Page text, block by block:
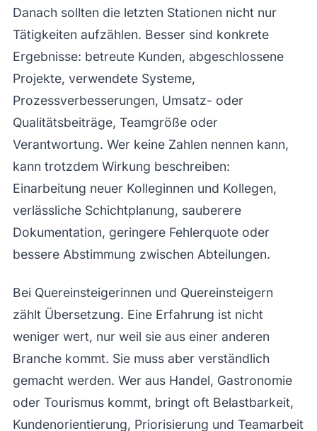
Danach sollten die letzten Stationen nicht nur
Tätigkeiten aufzählen. Besser sind konkrete
Ergebnisse: betreute Kunden, abgeschlossene
Projekte, verwendete Systeme,
Prozessverbesserungen, Umsatz- oder
Qualitätsbeiträge, Teamgröße oder
Verantwortung. Wer keine Zahlen nennen kann,
kann trotzdem Wirkung beschreiben:
Einarbeitung neuer Kolleginnen und Kollegen,
verlässliche Schichtplanung, sauberere
Dokumentation, geringere Fehlerquote oder
bessere Abstimmung zwischen Abteilungen.
Bei Quereinsteigerinnen und Quereinsteigern
zählt Übersetzung. Eine Erfahrung ist nicht
weniger wert, nur weil sie aus einer anderen
Branche kommt. Sie muss aber verständlich
gemacht werden. Wer aus Handel, Gastronomie
oder Tourismus kommt, bringt oft Belastbarkeit,
Kundenorientierung, Priorisierung und Teamarbeit